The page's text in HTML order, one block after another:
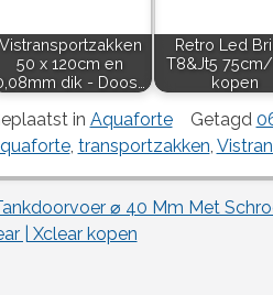
Vistransportzakken
50 x 120cm en
dik - Doos…
Retro Led
T8&Jt5
kopen
in Aquaforte Getagd
, transportzakken,
⌀ 40 Mm Met
| Xclear kopen